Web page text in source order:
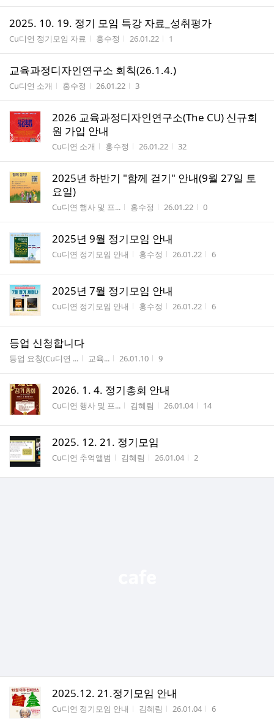
2025. 10. 19. 정기 모임 특강 자료_성취평가
게시판명
Cu디연 정기모임 자료 작성자
홍수정 작성시간
26.01.22 조회수
1
교육과정디자인연구소 회칙(26.1.4.)
게시판명
Cu디연 소개 작성자
홍수정 작성시간
26.01.22 조회수
3
2026 교육과정디자인연구소(The CU) 신규회
원 가입 안내
게시판명
Cu디연 소개 작성자
홍수정 작성시간
26.01.22 조회수
32
2025년 하반기 "함께 걷기" 안내(9월 27일 토
요일)
게시판명
Cu디연 행사 및 프... 작성자
홍수정 작성시간
26.01.22 조회수
0
2025년 9월 정기모임 안내
게시판명
Cu디연 정기모임 안내 작성자
홍수정 작성시간
26.01.22 조회수
6
2025년 7월 정기모임 안내
게시판명
Cu디연 정기모임 안내 작성자
홍수정 작성시간
26.01.22 조회수
6
등업 신청합니다
게시판명
등업 요청(Cu디연 ... 작성자
교육... 작성시간
26.01.10 조회수
9
2026. 1. 4. 정기총회 안내
게시판명
Cu디연 행사 및 프... 작성자
김혜림 작성시간
26.01.04 조회수
14
2025. 12. 21. 정기모임
게시판명
Cu디연 추억앨범 작성자
김혜림 작성시간
26.01.04 조회수
2
2025.12. 21.정기모임 안내
게시판명
Cu디연 정기모임 안내 작성자
김혜림 작성시간
26.01.04 조회수
6